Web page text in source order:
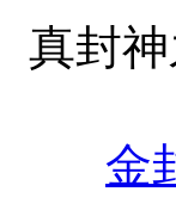
真封
金